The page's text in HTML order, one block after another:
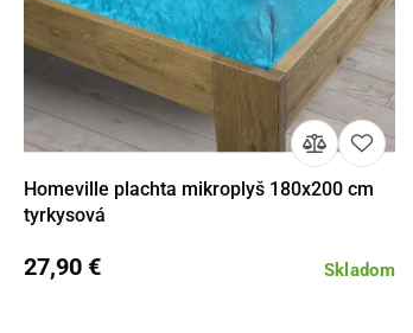
Detail Do košíka
Homeville plachta mikroplyš 180x200 cm
tyrkysová
Skladom
27,90 €